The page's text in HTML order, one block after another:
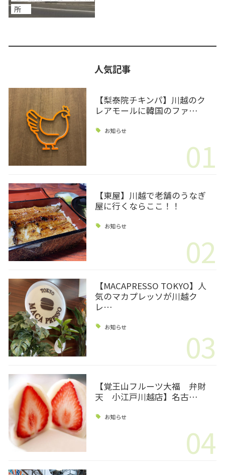
所
人気記事
【梨泰院チキンパ】川越のク
レアモールに韓国のファ…
お知らせ
01
【東屋】川越で老舗のうなぎ
屋に行くならここ！！
お知らせ
02
【MACAPRESSO TOKYO】人
気のマカプレッソが川越ク
レ…
お知らせ 03
【覚王山フルーツ大福 弁財
天 小江戸川越店】名古…
お知らせ
04